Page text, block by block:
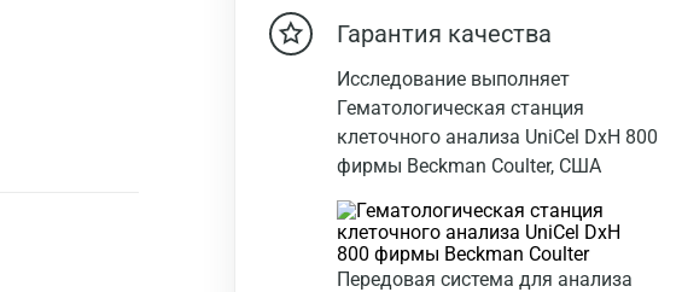
Гарантия качества
Исследование выполняет
Гематологическая станция
клеточного анализа UniCel DxH 800
фирмы Beckman Coulter, США
Передовая система для анализа